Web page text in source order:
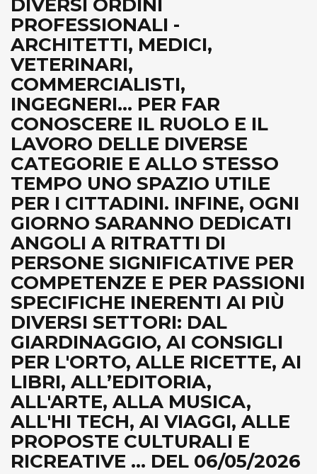
DIVERSI ORDINI
PROFESSIONALI -
ARCHITETTI, MEDICI,
VETERINARI,
COMMERCIALISTI,
INGEGNERI... PER FAR
CONOSCERE IL RUOLO E IL
LAVORO DELLE DIVERSE
CATEGORIE E ALLO STESSO
TEMPO UNO SPAZIO UTILE
PER I CITTADINI. INFINE, OGNI
GIORNO SARANNO DEDICATI
ANGOLI A RITRATTI DI
PERSONE SIGNIFICATIVE PER
COMPETENZE E PER PASSIONI
SPECIFICHE INERENTI AI PIÙ
DIVERSI SETTORI: DAL
GIARDINAGGIO, AI CONSIGLI
PER L'ORTO, ALLE RICETTE, AI
LIBRI, ALL’EDITORIA,
ALL'ARTE, ALLA MUSICA,
ALL'HI TECH, AI VIAGGI, ALLE
PROPOSTE CULTURALI E
RICREATIVE ... DEL 06/05/2026